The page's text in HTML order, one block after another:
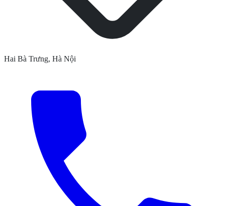
Hai Bà Trưng, Hà Nội